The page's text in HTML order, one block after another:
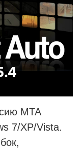
МТА
7/XP/Vista.